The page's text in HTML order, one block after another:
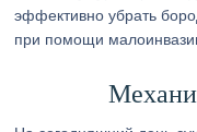
эффективно убрать
при помощи